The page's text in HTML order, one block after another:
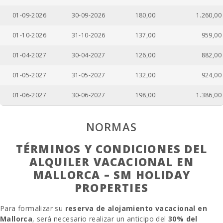
01-09-2026 30-09-2026 180,00 1.260,00
01-10-2026 31-10-2026 137,00 959,00
01-04-2027 30-04-2027 126,00 882,00
01-05-2027 31-05-2027 132,00 924,00
01-06-2027 30-06-2027 198,00 1.386,00
NORMAS
TÉRMINOS Y CONDICIONES DEL
ALQUILER VACACIONAL EN
MALLORCA – SM HOLIDAY
PROPERTIES
Para formalizar su reserva de alojamiento vacacional en
Mallorca, será necesario realizar un anticipo del30% del